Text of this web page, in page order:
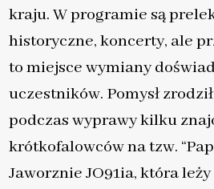
kraju. W programie są
historyczne, koncerty, ale
to miejsce wymiany
uczestników. Pomysł
podczas wyprawy kilku
krótkofalowców na tzw.
Jaworznie JO91ia, która